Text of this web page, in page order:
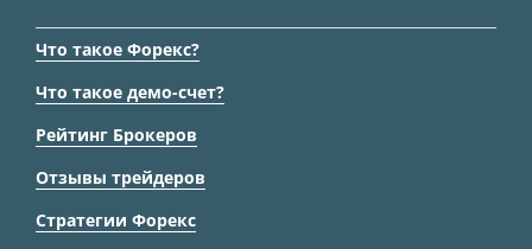
Что такое Форекс?
Что такое демо-счет?
Рейтинг Брокеров
Отзывы трейдеров
Стратегии Форекс